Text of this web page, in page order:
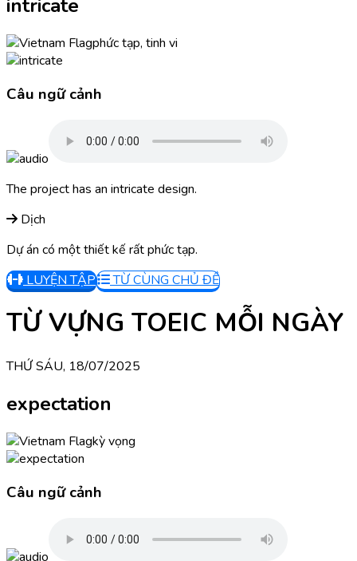
intricate
phức tạp, tinh vi
Câu ngữ cảnh
The project has an intricate design.
Dịch
Dự án có một thiết kế rất phức tạp.
LUYỆN TẬP
TỪ CÙNG CHỦ ĐỀ
TỪ VỰNG TOEIC MỖI NGÀY
THỨ SÁU, 18/07/2025
expectation
kỳ vọng
Câu ngữ cảnh